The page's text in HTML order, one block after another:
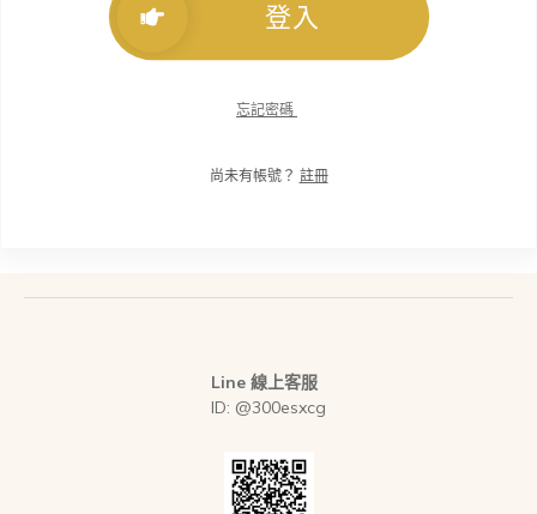
登入
忘記密碼
尚未有帳號？ 註冊
Line 線上客服
ID: @300esxcg